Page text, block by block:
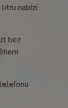
nabízí
bez